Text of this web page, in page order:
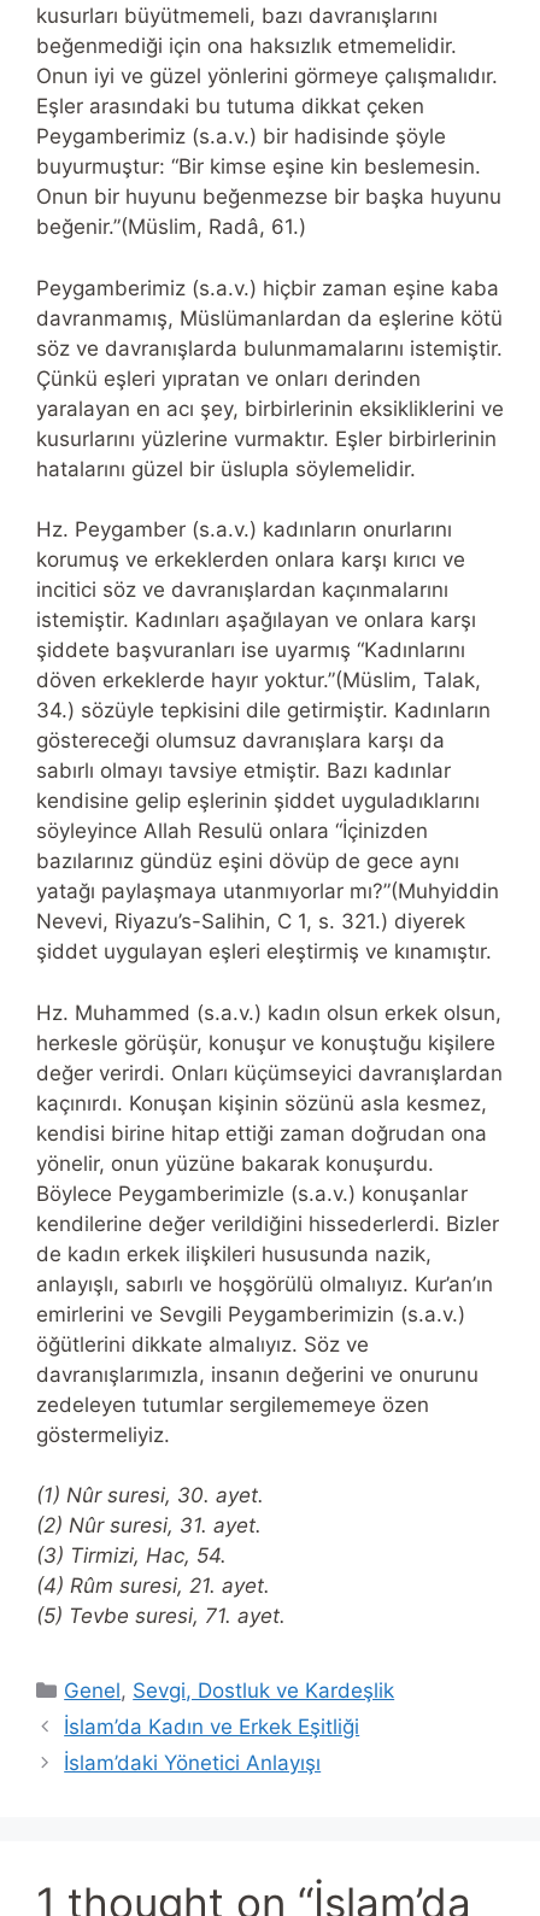
kusurları büyütmemeli, bazı davranışlarını
beğenmediği için ona haksızlık etmemelidir.
Onun iyi ve güzel yönlerini görmeye çalışmalıdır.
Eşler arasındaki bu tutuma dikkat çeken
Peygamberimiz (s.a.v.) bir hadisinde şöyle
buyurmuştur: “Bir kimse eşine kin beslemesin.
Onun bir huyunu beğenmezse bir başka huyunu
beğenir.”(Müslim, Radâ, 61.)
Peygamberimiz (s.a.v.) hiçbir zaman eşine kaba
davranmamış, Müslümanlardan da eşlerine kötü
söz ve davranışlarda bulunmamalarını istemiştir.
Çünkü eşleri yıpratan ve onları derinden
yaralayan en acı şey, birbirlerinin eksikliklerini ve
kusurlarını yüzlerine vurmaktır. Eşler birbirlerinin
hatalarını güzel bir üslupla söylemelidir.
Hz. Peygamber (s.a.v.) kadınların onurlarını
korumuş ve erkeklerden onlara karşı kırıcı ve
incitici söz ve davranışlardan kaçınmalarını
istemiştir. Kadınları aşağılayan ve onlara karşı
şiddete başvuranları ise uyarmış “Kadınlarını
döven erkeklerde hayır yoktur.”(Müslim, Talak,
34.) sözüyle tepkisini dile getirmiştir. Kadınların
göstereceği olumsuz davranışlara karşı da
sabırlı olmayı tavsiye etmiştir. Bazı kadınlar
kendisine gelip eşlerinin şiddet uyguladıklarını
söyleyince Allah Resulü onlara “İçinizden
bazılarınız gündüz eşini dövüp de gece aynı
yatağı paylaşmaya utanmıyorlar mı?”(Muhyiddin
Nevevi, Riyazu’s-Salihin, C 1, s. 321.) diyerek
şiddet uygulayan eşleri eleştirmiş ve kınamıştır.
Hz. Muhammed (s.a.v.) kadın olsun erkek olsun,
herkesle görüşür, konuşur ve konuştuğu kişilere
değer verirdi. Onları küçümseyici davranışlardan
kaçınırdı. Konuşan kişinin sözünü asla kesmez,
kendisi birine hitap ettiği zaman doğrudan ona
yönelir, onun yüzüne bakarak konuşurdu.
Böylece Peygamberimizle (s.a.v.) konuşanlar
kendilerine değer verildiğini hissederlerdi. Bizler
de kadın erkek ilişkileri hususunda nazik,
anlayışlı, sabırlı ve hoşgörülü olmalıyız. Kur’an’ın
emirlerini ve Sevgili Peygamberimizin (s.a.v.)
öğütlerini dikkate almalıyız. Söz ve
davranışlarımızla, insanın değerini ve onurunu
zedeleyen tutumlar sergilememeye özen
göstermeliyiz.
(1) Nûr suresi, 30. ayet.
(2) Nûr suresi, 31. ayet.
(3) Tirmizi, Hac, 54.
(4) Rûm suresi, 21. ayet.
(5) Tevbe suresi, 71. ayet.
Categories
Genel, Sevgi, Dostluk ve Kardeşlik
İslam’da Kadın ve Erkek Eşitliği
İslam’daki Yönetici Anlayışı
1 thought on “İslam’da